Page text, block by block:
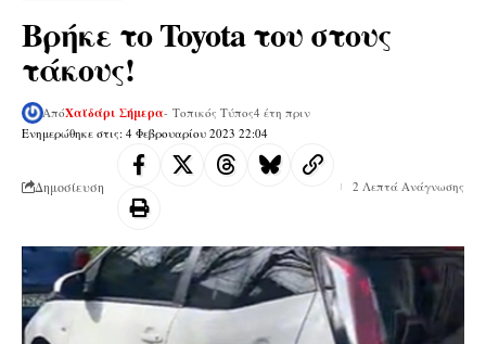
Βρήκε το Toyota του στους
τάκους!
Ενημερώθηκε στις: 4 Φεβρουαρίου 2023 22:04
ΑπόΧαϊδάρι Σήμερα- Τοπικός Τύπος4 έτη πριν
Δημοσίευση 2 Λεπτά Ανάγνωσης